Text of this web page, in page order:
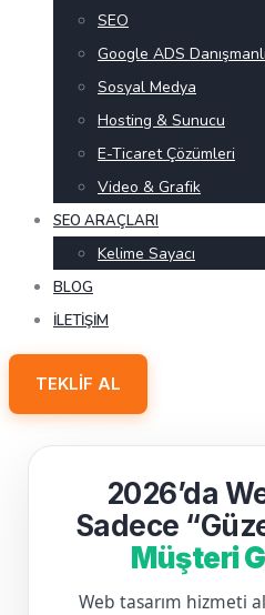
SEO
Google ADS
Sosyal Medya
Hosting & Sunucu
E-Ticaret Çözümleri
Video & Grafik
SEO ARAÇLARI
Kelime Sayacı
BLOG
İLETIŞIM
TEKLIF AL
2026’da
Sadece
Müşteri
Web tasarım hizmeti